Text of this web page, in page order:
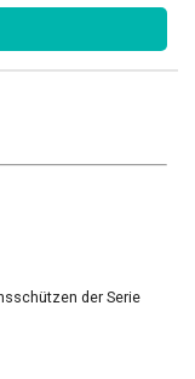
der Serie